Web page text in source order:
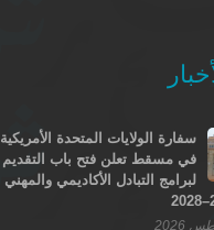
سفارة الولايات المتحدة الأمريكية
في مسقط تعلن فتح باب التقديم
لبرامج التبادل الأكاديمي والمهني